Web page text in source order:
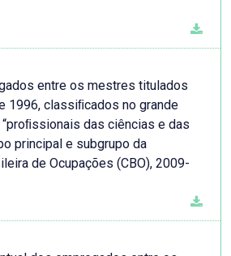
entre os mestres titulados
1996, classiﬁcados no grande
das ciências e das
principal e subgrupo da
de Ocupações (CBO), 2009-